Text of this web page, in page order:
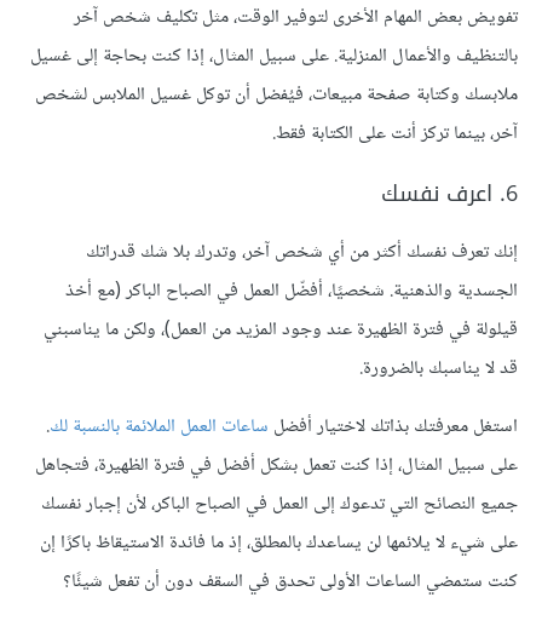
تفويض بعض المهام الأخرى لتوفير الوقت، مثل تكليف شخص آخر
بالتنظيف والأعمال المنزلية. على سبيل المثال، إذا كنت بحاجة إلى غسيل
ملابسك وكتابة صفحة مبيعات، فيُفضل أن توكل غسيل الملابس لشخص
آخر، بينما تركز أنت على الكتابة فقط.
6. اعرف نفسك
إنك تعرف نفسك أكثر من أي شخص آخر، وتدرك بلا شك قدراتك
الجسدية والذهنية. شخصيًا، أفضّل العمل في الصباح الباكر (مع أخذ
قيلولة في فترة الظهيرة عند وجود المزيد من العمل)، ولكن ما يناسبني
قد لا يناسبك بالضرورة.
استغل معرفتك بذاتك لاختيار أفضل ساعات العمل الملائمة بالنسبة لك.
على سبيل المثال، إذا كنت تعمل بشكل أفضل في فترة الظهيرة، فتجاهل
جميع النصائح التي تدعوك إلى العمل في الصباح الباكر، لأن إجبار نفسك
على شيء لا يلائمها لن يساعدك بالمطلق، إذ ما فائدة الاستيقاظ باكرًا إن
كنت ستمضي الساعات الأولى تحدق في السقف دون أن تفعل شيئًا؟